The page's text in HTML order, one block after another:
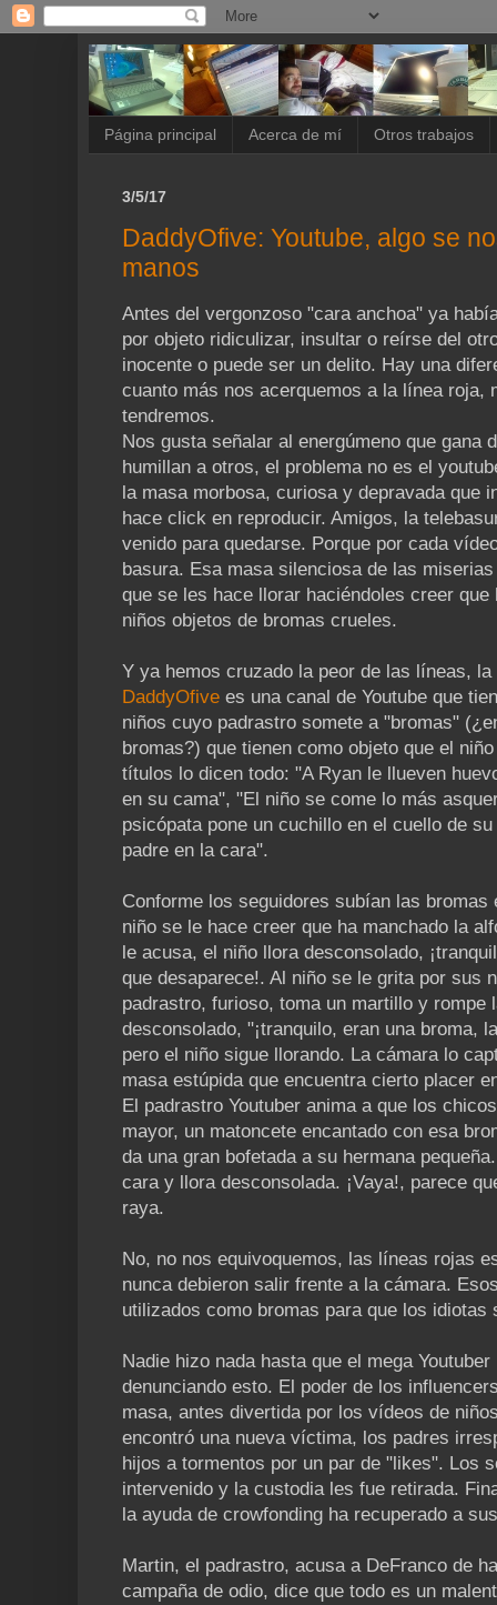
Página principal Acerca de mí Otros trabajos
3/5/17
DaddyOfive: Youtube, algo se
manos
Antes del vergonzoso "cara anchoa" ya
por objeto ridiculizar, insultar o reírse del
inocente o puede ser un delito. Hay una
cuanto más nos acerquemos a la línea roja,
tendremos.
Nos gusta señalar al energúmeno que gana
humillan a otros, el problema no es el
la masa morbosa, curiosa y depravada que
hace click en reproducir. Amigos, la
venido para quedarse. Porque por cada
basura. Esa masa silenciosa de las
que se les hace llorar haciéndoles creer
niños objetos de bromas crueles.
Y ya hemos cruzado la peor de las líneas,
DaddyOfive es una canal de Youtube que
niños cuyo padrastro somete a "bromas"
bromas?) que tienen como objeto que el
títulos lo dicen todo: "A Ryan le llueven
en su cama", "El niño se come lo más
psicópata pone un cuchillo en el cuello de
padre en la cara".
Conforme los seguidores subían las
niño se le hace creer que ha manchado la
le acusa, el niño llora desconsolado,
que desaparece!. Al niño se le grita por sus
padrastro, furioso, toma un martillo y rompe
desconsolado, "¡tranquilo, eran una broma,
pero el niño sigue llorando. La cámara lo
masa estúpida que encuentra cierto placer
El padrastro Youtuber anima a que los
mayor, un matoncete encantado con esa
da una gran bofetada a su hermana
cara y llora desconsolada. ¡Vaya!, parece
raya.
No, no nos equivoquemos, las líneas rojas
nunca debieron salir frente a la cámara.
utilizados como bromas para que los idiotas
Nadie hizo nada hasta que el mega
denunciando esto. El poder de los
masa, antes divertida por los vídeos de
encontró una nueva víctima, los padres
hijos a tormentos por un par de "likes". Los
intervenido y la custodia les fue retirada.
la ayuda de crowfonding ha recuperado a
Martin, el padrastro, acusa a DeFranco de
campaña de odio, dice que todo es un